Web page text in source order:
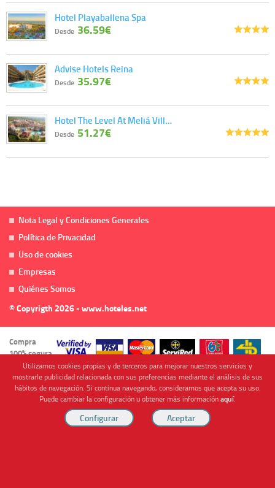
Hotel Playaballena Spa
Desde 36.59€
Advise Hotels Reina
Desde 35.97€
Hotel The Level At Meliá Vill…
Desde 51.27€
Nota Legal y Condiciones Generales
Política de Privacidad
Uso de cookies
Empresas
Quiénes Somos
© Copyrigth 2026 - www.hoteles.net
Compra
100% segura
Cofinanciado por
Utilizamos cookies propias y de terceros para mejorar nuestros servicios y
mostrarle publicidad relacionada con sus preferencias mediante el análisis de sus
hábitos de navegación. Si continua navegando, consideramos que acepta su uso.
Puede cambiar la configuración u obtener más informaciónaquí.